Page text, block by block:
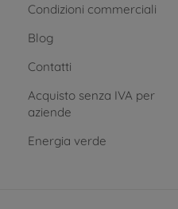
Condizioni commerciali
Blog
Contatti
Acquisto senza IVA per
aziende
Energia verde